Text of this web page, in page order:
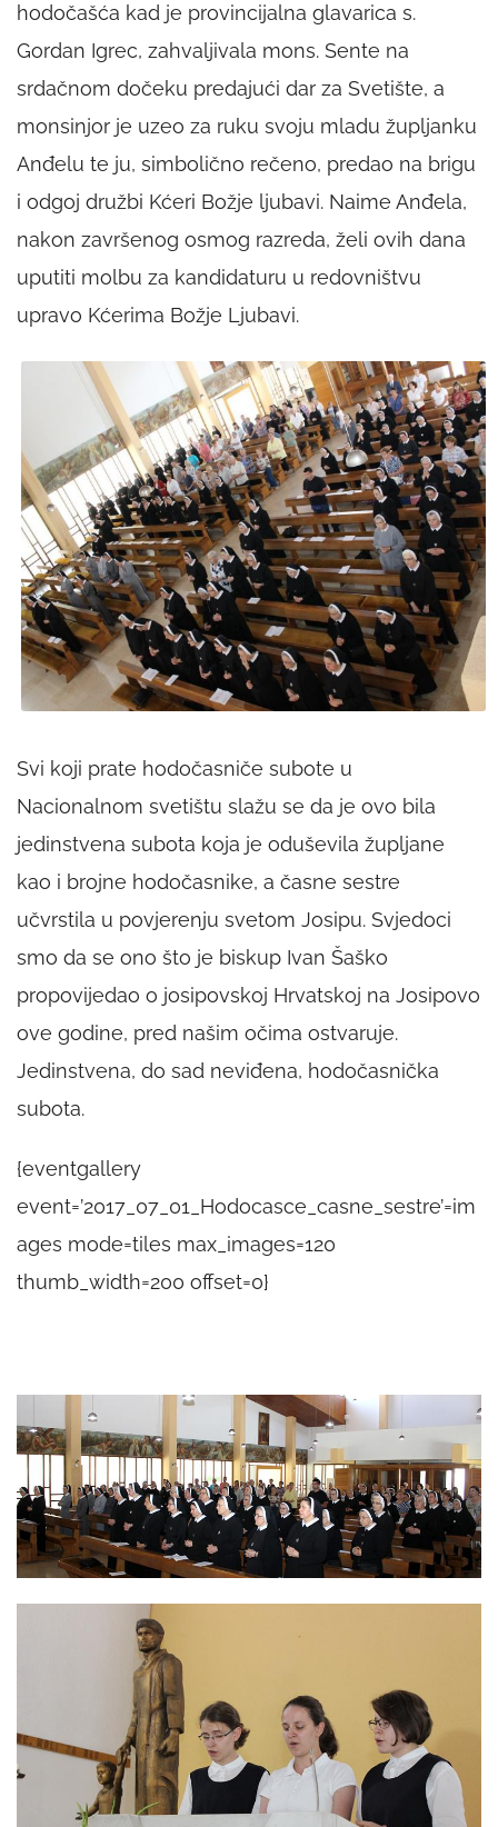
hodočašća kad je provincijalna glavarica s.
Gordan Igrec, zahvaljivala mons. Sente na
srdačnom dočeku predajući dar za Svetište, a
monsinjor je uzeo za ruku svoju mladu župljanku
Anđelu te ju, simbolično rečeno, predao na brigu
i odgoj družbi Kćeri Božje ljubavi. Naime Anđela,
nakon završenog osmog razreda, želi ovih dana
uputiti molbu za kandidaturu u redovništvu
upravo Kćerima Božje Ljubavi.
Svi koji prate hodočasniče subote u
Nacionalnom svetištu slažu se da je ovo bila
jedinstvena subota koja je oduševila župljane
kao i brojne hodočasnike, a časne sestre
učvrstila u povjerenju svetom Josipu. Svjedoci
smo da se ono što je biskup Ivan Šaško
propovijedao o josipovskoj Hrvatskoj na Josipovo
ove godine, pred našim očima ostvaruje.
Jedinstvena, do sad neviđena, hodočasnička
subota.
{eventgallery
event=’2017_07_01_Hodocasce_casne_sestre’=im
ages mode=tiles max_images=120
thumb_width=200 offset=0}